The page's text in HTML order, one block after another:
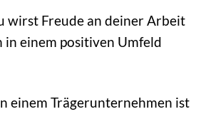
wirst Freude an deiner Arbeit
in einem positiven Umfeld
einem Trägerunternehmen ist